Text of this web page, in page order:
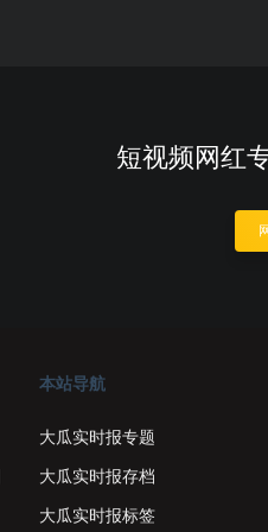
短视频网红
本站导航
大瓜实时报专题
大瓜实时报存档
大瓜实时报标签